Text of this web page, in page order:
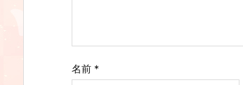
名前 *